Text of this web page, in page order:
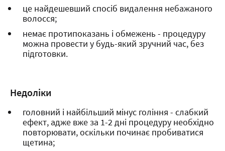
це найдешевший спосіб видалення небажаного
волосся;
немає протипоказань і обмежень - процедуру
можна провести у будь-який зручний час, без
підготовки.
Недоліки
головний і найбільший мінус гоління - слабкий
ефект, адже вже за 1-2 дні процедуру необхідно
повторювати, оскільки починає пробиватися
щетина;